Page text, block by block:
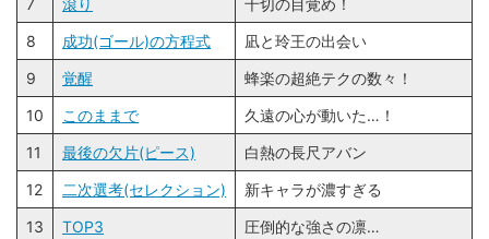
8
成功(ゴール)の方程式
凪と玲王の出会い
9
覚醒
蜂楽の超絶テクの数々！
10
このままで
久遠の心が動いた…！
11
最後の欠片(ピース)
白熱の長尺アバン
12
二次選考(セレクション)
新キャラが濃すぎる
13
TOP3
圧倒的な強さの凛…